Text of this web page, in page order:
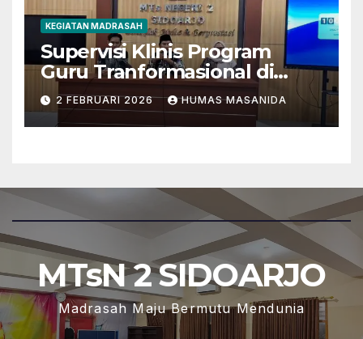
KEGIATAN MADRASAH
Supervisi Klinis Program
Guru Tranformasional di
MTsN 2 Sidoarjo
2 FEBRUARI 2026 HUMAS MASANIDA
MTsN 2 SIDOARJO
Madrasah Maju Bermutu Mendunia